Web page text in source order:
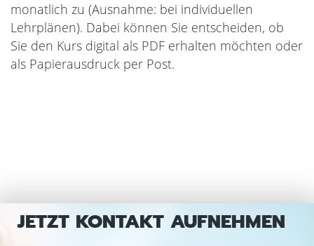
monatlich zu (Ausnahme: bei individuellen
Lehrplänen). Dabei können Sie entscheiden, ob
Sie den Kurs digital als PDF erhalten möchten oder
als Papierausdruck per Post.
JETZT KONTAKT AUFNEHMEN